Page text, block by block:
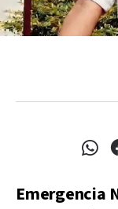
Emergencia